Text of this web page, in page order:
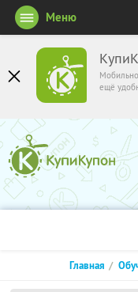
ещё
Меню
Главная